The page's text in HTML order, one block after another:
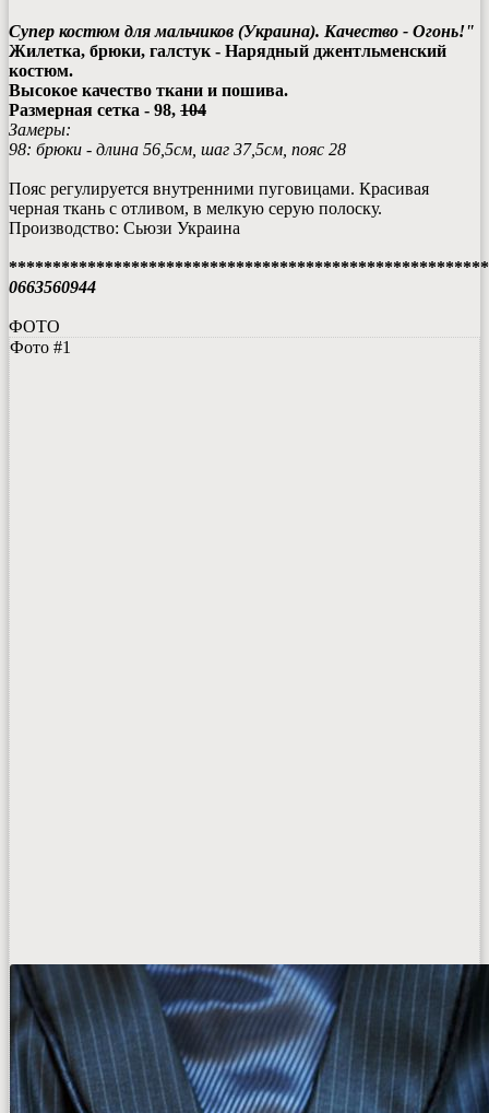
Супер костюм для мальчиков (Украина). Качество - Огонь!"
Жилетка, брюки, галстук - Нарядный джентльменский
костюм.
Высокое качество ткани и пошива.
Размерная сетка - 98, 104
Замеры:
98: брюки - длина 56,5см, шаг 37,5см, пояс 28
Пояс регулируется внутренними пуговицами. Красивая
черная ткань с отливом, в мелкую серую полоску.
Производство: Сьюзи Украина
0663560944
ФОТО
Фото #1